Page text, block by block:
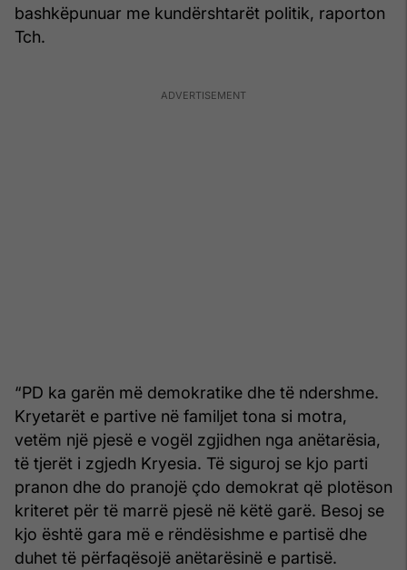
bashkëpunuar me kundërshtarët politik, raporton
Tch.
“PD ka garën më demokratike dhe të ndershme.
Kryetarët e partive në familjet tona si motra,
vetëm një pjesë e vogël zgjidhen nga anëtarësia,
të tjerët i zgjedh Kryesia. Të siguroj se kjo parti
pranon dhe do pranojë çdo demokrat që plotëson
kriteret për të marrë pjesë në këtë garë. Besoj se
kjo është gara më e rëndësishme e partisë dhe
duhet të përfaqësojë anëtarësinë e partisë.